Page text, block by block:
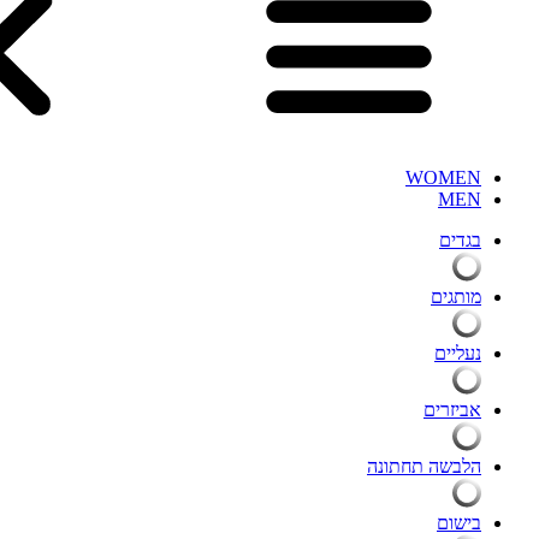
WOMEN
MEN
בגדים
מותגים
נעליים
אביזרים
הלבשה תחתונה
בישום